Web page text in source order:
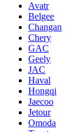
Avatr
Belgee
Changan
Chery
GAC
Geely
JAC
Haval
Hongqi
Jaecoo
Jetour
Omoda